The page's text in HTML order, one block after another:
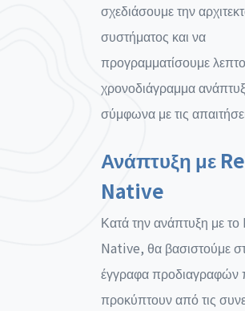
σχεδιάσουμε την
συστήματος και να
προγραμματίσουμε
χρονοδιάγραμμα
σύμφωνα με τις
Ανάπτυξη με
Native
Κατά την ανάπτυξη με το
Native, θα βασιστούμε
έγγραφα προδιαγραφών
προκύπτουν από τις